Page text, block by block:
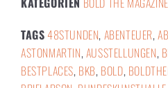
TAGS 48STUNDEN, ABENTEUER,
ASTONMARTIN,AUSSTELLUNGEN,
BESTPLACES, BKB, BOLD,